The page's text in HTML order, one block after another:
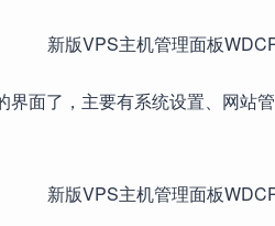
面了，主要有系统设置、网站